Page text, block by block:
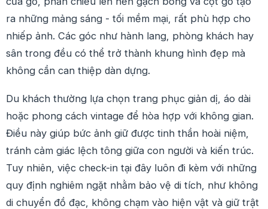
ra những mảng sáng - tối mềm mại, rất phù hợp cho
nhiếp ảnh. Các góc như hành lang, phòng khách hay
sân trong đều có thể trở thành khung hình đẹp mà
không cần can thiệp dàn dựng.
Du khách thường lựa chọn trang phục giản dị, áo dài
hoặc phong cách vintage để hòa hợp với không gian.
Điều này giúp bức ảnh giữ được tinh thần hoài niệm,
tránh cảm giác lệch tông giữa con người và kiến trúc.
Tuy nhiên, việc check-in tại đây luôn đi kèm với những
quy định nghiêm ngặt nhằm bảo vệ di tích, như không
di chuyển đồ đạc, không chạm vào hiện vật và giữ trật